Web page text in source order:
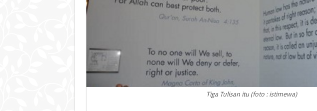
Tiga Tulisan itu (foto : istimewa)